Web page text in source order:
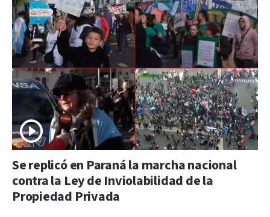
Se replicó en Paraná la marcha nacional
contra la Ley de Inviolabilidad de la
Propiedad Privada